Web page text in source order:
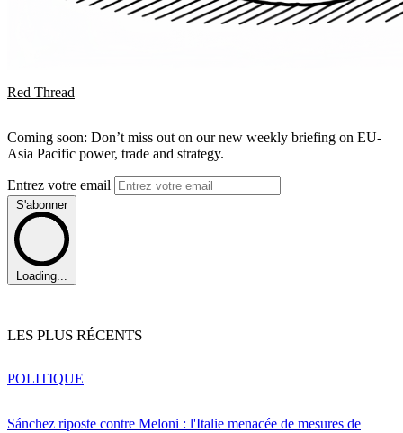
Red Thread
Coming soon: Don’t miss out on our new weekly briefing on EU-
Asia Pacific power, trade and strategy.
Entrez votre email
S'abonner
Loading...
LES PLUS RÉCENTS
Sánchez riposte contre Meloni : l'Italie menacée de mesures de
POLITIQUE